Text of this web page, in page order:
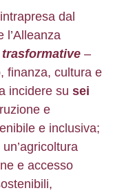
dal
l’Alleanza
trasformative –
finanza, cultura e
incidere su sei
e
e inclusiva;
e accesso